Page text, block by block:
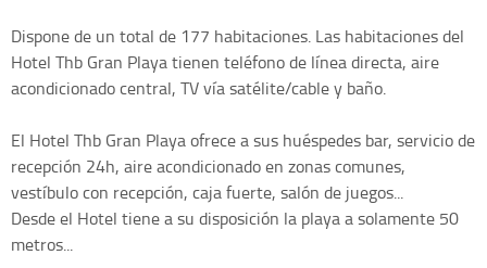
Dispone de un total de 177 habitaciones. Las habitaciones del
Hotel Thb Gran Playa tienen teléfono de línea directa, aire
acondicionado central, TV vía satélite/cable y baño.
El Hotel Thb Gran Playa ofrece a sus huéspedes bar, servicio de
recepción 24h, aire acondicionado en zonas comunes,
vestíbulo con recepción, caja fuerte, salón de juegos...
Desde el Hotel tiene a su disposición la playa a solamente 50
metros...